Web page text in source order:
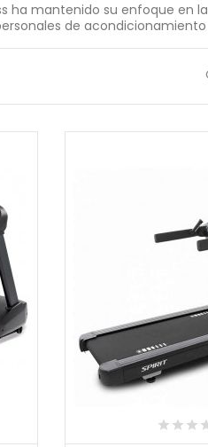
ha mantenido su enfoque
de